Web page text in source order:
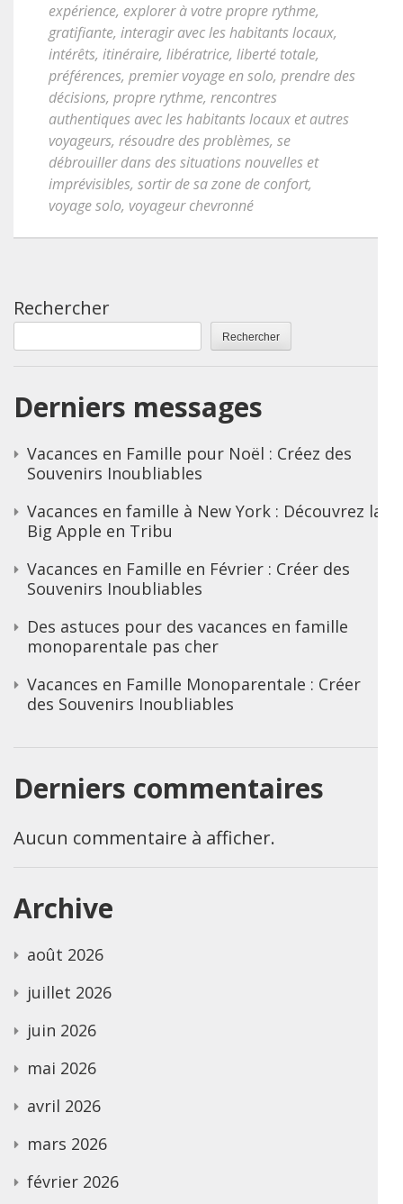
expérience, explorer à votre propre rythme,
gratifiante, interagir avec les habitants locaux,
intérêts, itinéraire, libératrice, liberté totale,
préférences, premier voyage en solo, prendre des
décisions, propre rythme, rencontres
authentiques avec les habitants locaux et autres
voyageurs, résoudre des problèmes, se
débrouiller dans des situations nouvelles et
imprévisibles, sortir de sa zone de confort,
voyage solo, voyageur chevronné
Rechercher
Rechercher
Derniers messages
Vacances en Famille pour Noël : Créez des
Souvenirs Inoubliables
Vacances en famille à New York : Découvrez la
Big Apple en Tribu
Vacances en Famille en Février : Créer des
Souvenirs Inoubliables
Des astuces pour des vacances en famille
monoparentale pas cher
Vacances en Famille Monoparentale : Créer
des Souvenirs Inoubliables
Derniers commentaires
Aucun commentaire à afficher.
Archive
août 2026
juillet 2026
juin 2026
mai 2026
avril 2026
mars 2026
février 2026